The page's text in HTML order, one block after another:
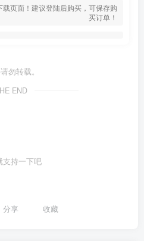
页面！建议登陆后购买，可保存购
买订单！
勿转载。
END
支持一下吧
分享 收藏